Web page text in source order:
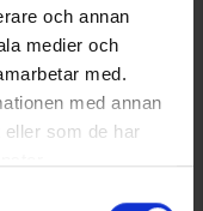
och annan
medier och
med.
med annan
som de har